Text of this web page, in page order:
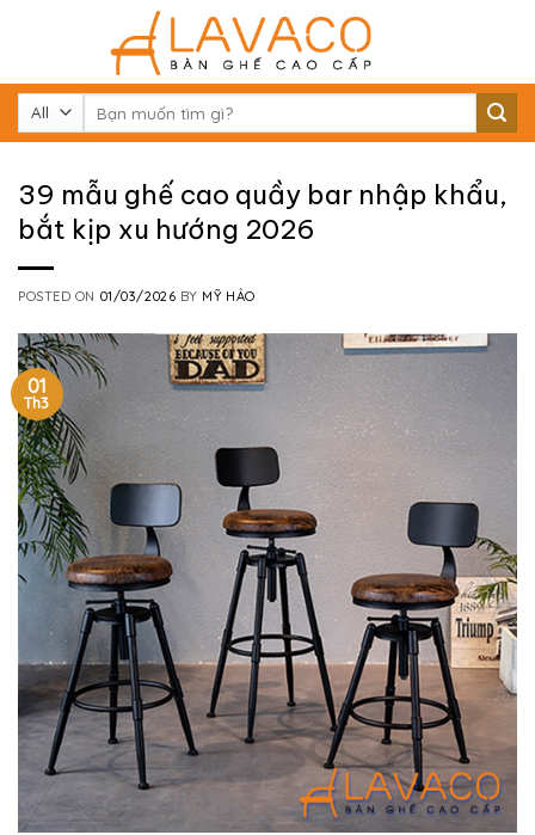
kiếm:
39 mẫu ghế cao quầy bar nhập khẩu,
bắt kịp xu hướng 2026
POSTED ON 01/03/2026 BY MỸ HẢO
01
Th3